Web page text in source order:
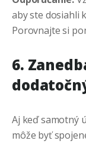
aby ste dosiahli
Porovnajte si
6.
Aj keď samotný
môže byť